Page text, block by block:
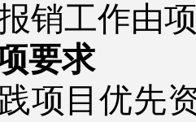
销工作由
要求
项目优先